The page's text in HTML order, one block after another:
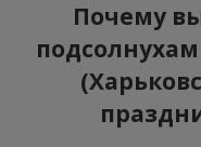
Почему